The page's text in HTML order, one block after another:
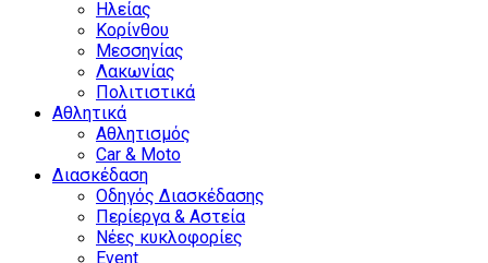
Ηλείας
Κορίνθου
Μεσσηνίας
Λακωνίας
Πολιτιστικά
Αθλητικά
Αθλητισμός
Car & Moto
Διασκέδαση
Οδηγός Διασκέδασης
Περίεργα & Αστεία
Νέες κυκλοφορίες
Event